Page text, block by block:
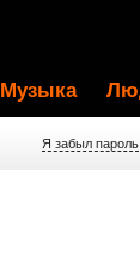
Музыка
Я забыл пароль